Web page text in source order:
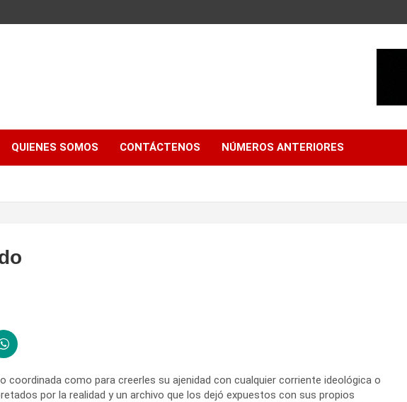
QUIENES SOMOS CONTÁCTENOS NÚMEROS ANTERIORES
coordinada como para creerles su ajenidad con cualquier corriente ideológica o
por la realidad y un archivo que los dejó expuestos con sus propios